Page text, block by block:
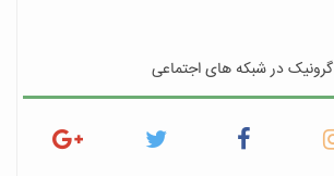
در شبکه های اجتماعی